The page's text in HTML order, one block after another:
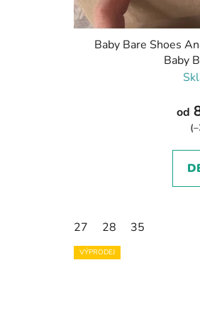
Baby Bare Shoes
Baby
od
27 28 35
VÝPRODEJ